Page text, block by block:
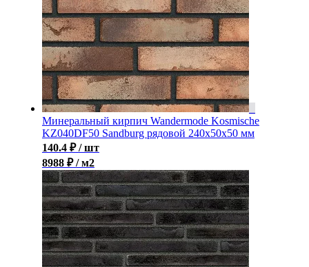
Минеральный кирпич Wandermode Kosmische
KZ040DF50 Sandburg рядовой 240x50x50 мм
140.4 ₽ / шт
8988 ₽ / м2